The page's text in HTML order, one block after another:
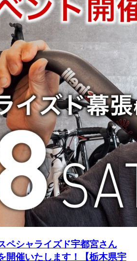
ペシャライズド宇都宮さん
開催いたします！【栃木県宇